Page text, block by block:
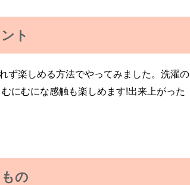
ト
ず楽しめる方法でやってみました。洗濯の
にむにな感触も楽しめます!出来上がった
の